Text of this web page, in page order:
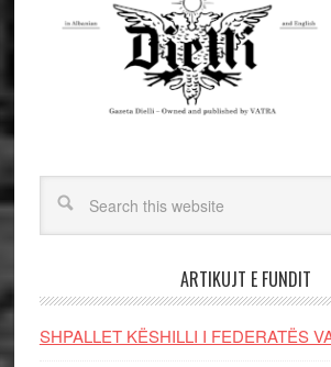
ARTIKUJT E FUNDIT
SHPALLET KËSHILLI I FEDERATËS